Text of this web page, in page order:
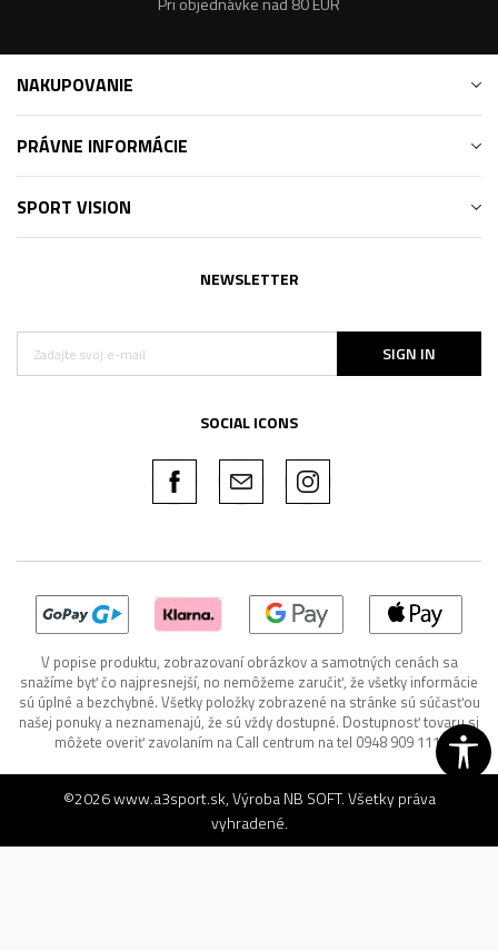
NAKUPOVANIE
PRÁVNE INFORMÁCIE
SPORT VISION
NEWSLETTER
SIGN IN
SOCIAL ICONS
V popise produktu, zobrazovaní obrázkov a samotných cenách sa
snažíme byť čo najpresnejší, no nemôžeme zaručiť, že všetky informácie
sú úplné a bezchybné. Všetky položky zobrazené na stránke sú súčasťou
našej ponuky a neznamenajú, že sú vždy dostupné. Dostupnosť tovaru si
môžete overiť zavolaním na Call centrum na tel 0948 909 111.
©2026www.a3sport.sk, VýrobaNB SOFT. Všetky práva
vyhradené.